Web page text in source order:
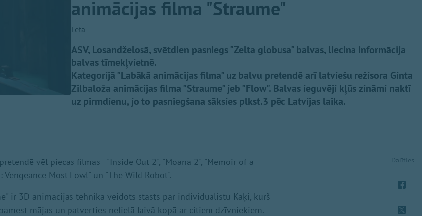
animācijas filma "Straume"
Leta
ASV, Losandželosā, svētdien pasniegs "Zelta globusa" balvas, liecina informācija
balvas tīmekļvietnē.
Kategorijā "Labākā animācijas filma" uz balvu pretendē arī latviešu režisora Ginta
Zilbaloža animācijas filma "Straume" jeb "Flow". Balvas ieguvēji kļūs zināmi naktī
uz pirmdienu, jo to pasniegšana sāksies plkst.3 pēc Latvijas laika.
vēl piecas filmas - "Inside Out 2", "Moana 2", "Memoir of a
Vengeance Most Fowl" un "The Wild Robot".
ir 3D animācijas tehnikā veidots stāsts par individuālistu Kaķi, kurš
mājas un patverties nelielā laivā kopā ar citiem dzīvniekiem.
Dalīties